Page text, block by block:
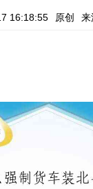
16:18:55 原创 来